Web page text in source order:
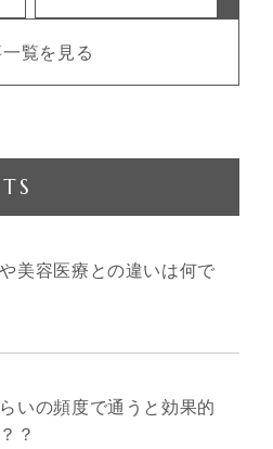
効果的な美容成分
☆
覧を見る
美容医療との違いは何で
いの頻度で通うと効果的
？